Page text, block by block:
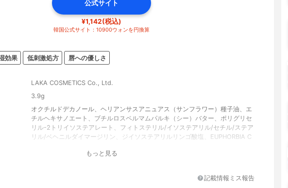
公式サイト
¥1,142(税込)
韓国公式サイト：10900ウォンを円換算
効果 低刺激処方 唇への優しさ
LAKA COSMETICS Co., Ltd.
3.9g
オクチルドデカノール、ヘリアンサスアニュアス（サンフラワー）種子油、エ
チルヘキサノエート、ブチルロスペルマムパルキ（シー）バター、ポリグリセ
リル-2トリイソステアレート、フィトステリル/イソステアリル/セチル/ステア
リル/ベヘニルダイマージリン、ジイソステアリルリンゴ酸塩、EUPHORBIA C
スター）種子油、ソルビタンオリベート、プルナスアミグダルスダルシス（ス
ティウムMANDARIN ORANGE）ピールオイル、LITSEA CUBEBAフルーツオイ
ル、水、LIMNANTHES ALBA（メドウフォーム）シードオイル、加水分解ヒア
もっと見る
記載情報ミス報告